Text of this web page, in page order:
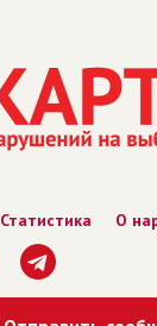
Статистика О